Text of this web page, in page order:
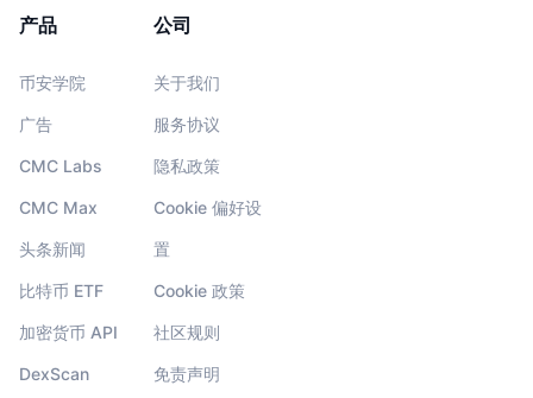
产品
币安学院
广告
CMC Labs
CMC Max
头条新闻
比特币 ETF
加密货币 API
DexScan
公司
关于我们
服务协议
隐私政策
Cookie 偏好设
置
Cookie 政策
社区规则
免责声明